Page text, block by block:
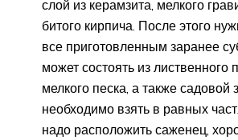
слой из керамзита, мелкого
битого кирпича. После этого
все приготовленным заранее
может состоять из лиственного
мелкого песка, а также садовой
необходимо взять в равных
надо расположить саженец,